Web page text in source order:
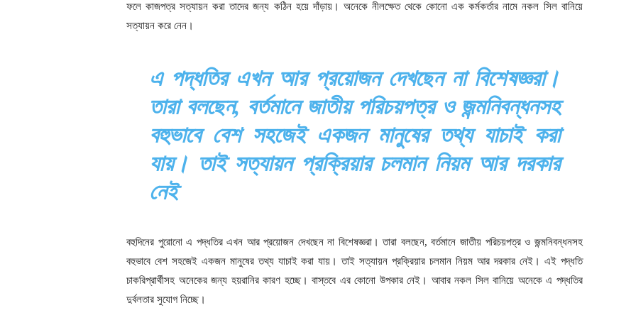
ফলে কাজপত্র সত্যায়ন করা তাদের জন্য কঠিন হয়ে দাঁড়ায়। অনেকে নীলক্ষেত থেকে কোনো এক কর্মকর্তার নামে নকল সিল বানিয়ে
সত্যায়ন করে নেন।
এ পদ্ধতির এখন আর প্রয়োজন দেখছেন না বিশেষজ্ঞরা।
তারা বলছেন, বর্তমানে জাতীয় পরিচয়পত্র ও জন্মনিবন্ধনসহ
বহুভাবে বেশ সহজেই একজন মানুষের তথ্য যাচাই করা
যায়। তাই সত্যায়ন প্রক্রিয়ার চলমান নিয়ম আর দরকার
নেই
বহুদিনের পুরোনো এ পদ্ধতির এখন আর প্রয়োজন দেখছেন না বিশেষজ্ঞরা। তারা বলছেন, বর্তমানে জাতীয় পরিচয়পত্র ও জন্মনিবন্ধনসহ
বহুভাবে বেশ সহজেই একজন মানুষের তথ্য যাচাই করা যায়। তাই সত্যায়ন প্রক্রিয়ার চলমান নিয়ম আর দরকার নেই। এই পদ্ধতি
চাকরিপ্রার্থীসহ অনেকের জন্য হয়রানির কারণ হচ্ছে। বাস্তবে এর কোনো উপকার নেই। আবার নকল সিল বানিয়ে অনেকে এ পদ্ধতির
দুর্বলতার সুযোগ নিচ্ছে।